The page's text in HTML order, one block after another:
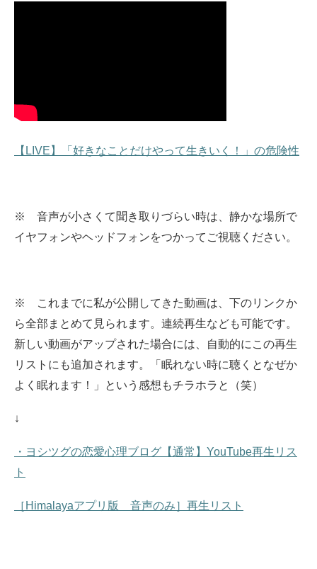
【LIVE】「好きなことだけやって生きいく！」の危険性
※ 音声が小さくて聞き取りづらい時は、静かな場所で
イヤフォンやヘッドフォンをつかってご視聴ください。
※ これまでに私が公開してきた動画は、下のリンクか
ら全部まとめて見られます。 連続再生なども可能です。
新しい動画がアップされた場合には、自動的にこの再生
リストにも追加されます。
「眠れない時に聴くとなぜか
よく眠れます！」という感想もチラホラと（笑）
↓
・ヨシツグの恋愛心理ブログ【通常】YouTube再生リス
ト
［Himalayaアプリ版 音声のみ］再生リスト